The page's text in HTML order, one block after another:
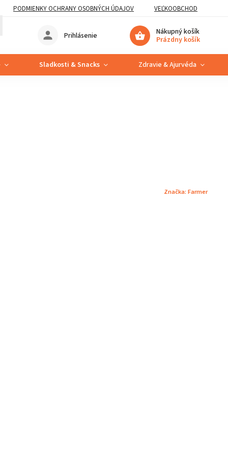
PODMIENKY OCHRANY OSOBNÝCH ÚDAJOV VEĽKOOBCHOD
Nákupný košík
Prázdny košík
Prihlásenie
Sladkosti & Snacks Zdravie & Ajurvéda
Značka: Farmer